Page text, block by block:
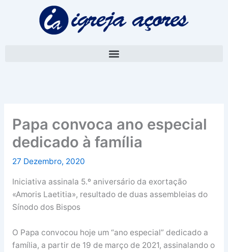
Papa convoca ano especial
dedicado à família
27 Dezembro, 2020
Iniciativa assinala 5.º aniversário da exortação
«Amoris Laetitia», resultado de duas assembleias do
Sínodo dos Bispos
O Papa convocou hoje um “ano especial” dedicado a
família, a partir de 19 de março de 2021, assinalando o